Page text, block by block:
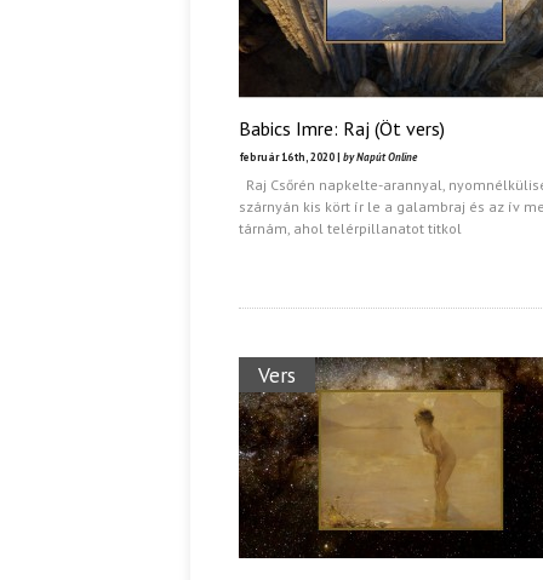
Babics Imre: Raj (Öt vers)
február 16th, 2020 | by Napút Online
Raj Csőrén napkelte-arannyal,
szárnyán kis kört ír le a galambraj és az ív
tárnám, ahol telérpillanatot titkol
Vers